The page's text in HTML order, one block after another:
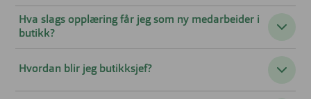
Hva slags opplæring får jeg som ny medarbeider i
butikk?
Hvordan blir jeg butikksjef?